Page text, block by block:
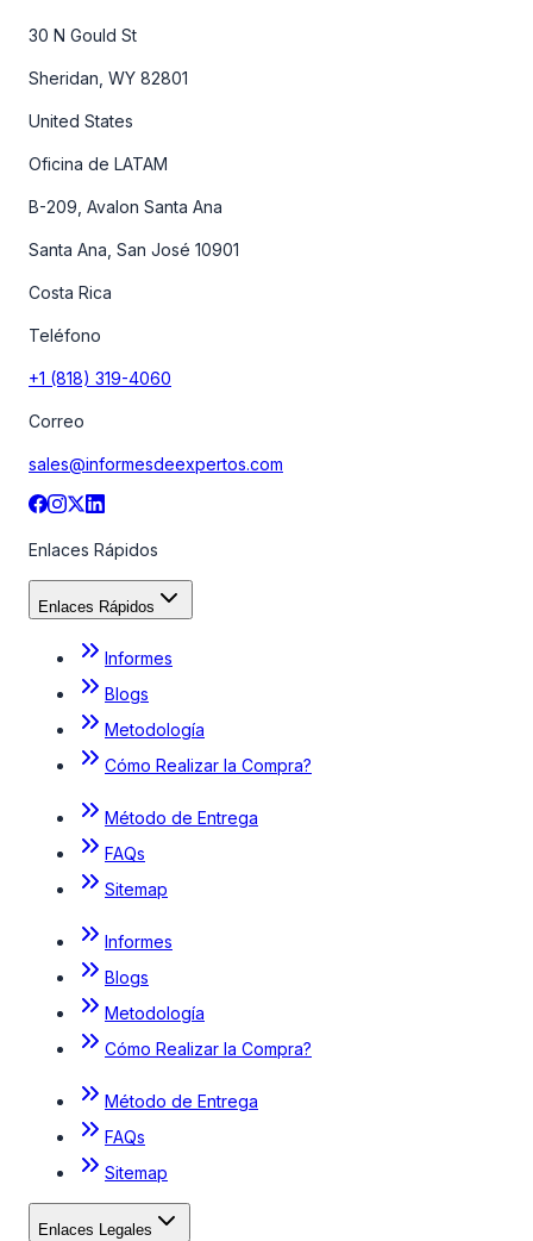
30 N Gould St
Sheridan, WY 82801
United States
Oficina de LATAM
B-209, Avalon Santa Ana
Santa Ana, San José 10901
Costa Rica
Teléfono
+1 (818) 319-4060
Correo
sales@informesdeexpertos.com
Enlaces Rápidos
Enlaces Rápidos
Informes
Blogs
Metodología
Cómo Realizar la Compra?
Método de Entrega
FAQs
Sitemap
Informes
Blogs
Metodología
Cómo Realizar la Compra?
Método de Entrega
FAQs
Sitemap
Enlaces Legales